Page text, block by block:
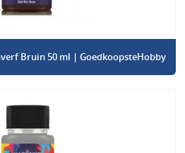
Bruin 50 ml | GoedkoopsteHobby